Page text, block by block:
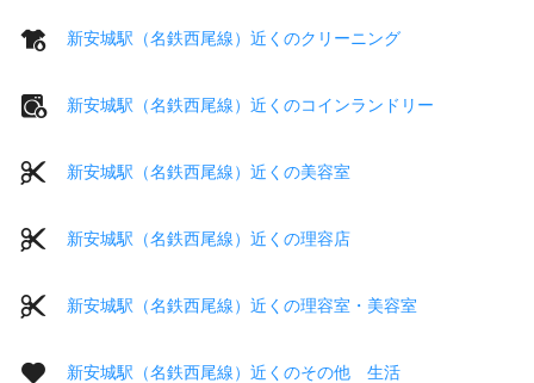
新安城駅（名鉄西尾線）近くのクリーニング
新安城駅（名鉄西尾線）近くのコインランドリー
新安城駅（名鉄西尾線）近くの美容室
新安城駅（名鉄西尾線）近くの理容店
新安城駅（名鉄西尾線）近くの理容室・美容室
新安城駅（名鉄西尾線）近くのその他 生活